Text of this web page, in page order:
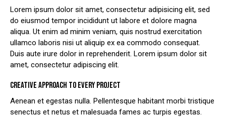
Lorem ipsum dolor sit amet, consectetur adipisicing elit, sed
do eiusmod tempor incididunt ut labore et dolore magna
aliqua. Ut enim ad minim veniam, quis nostrud exercitation
ullamco laboris nisi ut aliquip ex ea commodo consequat.
Duis aute irure dolor in reprehenderit. Lorem ipsum dolor sit
amet, consectetur adipiscing elit.
CREATIVE APPROACH TO EVERY PROJECT
Aenean et egestas nulla. Pellentesque habitant morbi tristique
senectus et netus et malesuada fames ac turpis egestas.